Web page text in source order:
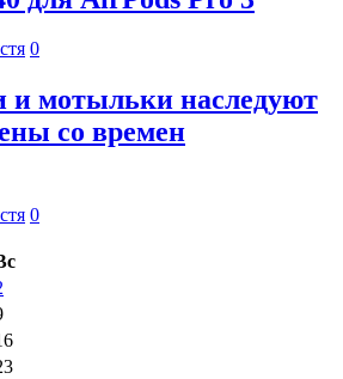
0
и мотыльки наследуют
со времен
0